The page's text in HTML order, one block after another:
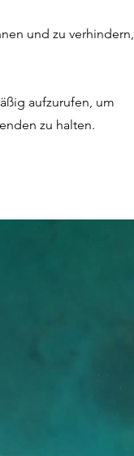
und zu verhindern,
aufzurufen, um
zu halten.